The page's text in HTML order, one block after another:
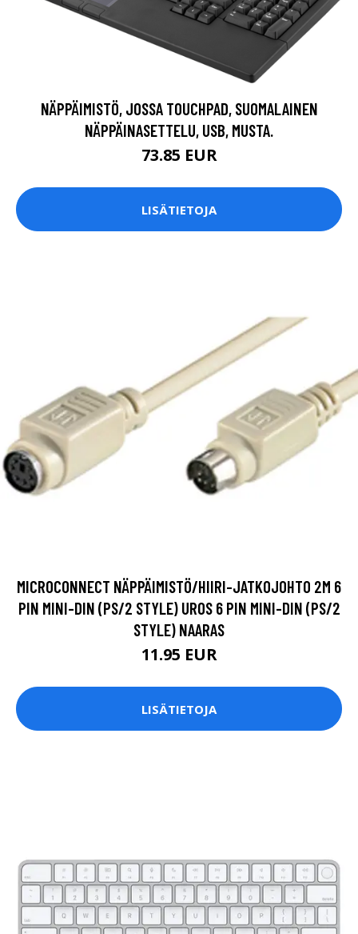
NÄPPÄIMISTÖ, JOSSA TOUCHPAD, SUOMALAINEN
NÄPPÄINASETTELU, USB, MUSTA.
73.85 EUR
LISÄTIETOJA
MICROCONNECT NÄPPÄIMISTÖ/HIIRI-JATKOJOHTO 2M 6
PIN MINI-DIN (PS/2 STYLE) UROS 6 PIN MINI-DIN (PS/2
STYLE) NAARAS
11.95 EUR
LISÄTIETOJA